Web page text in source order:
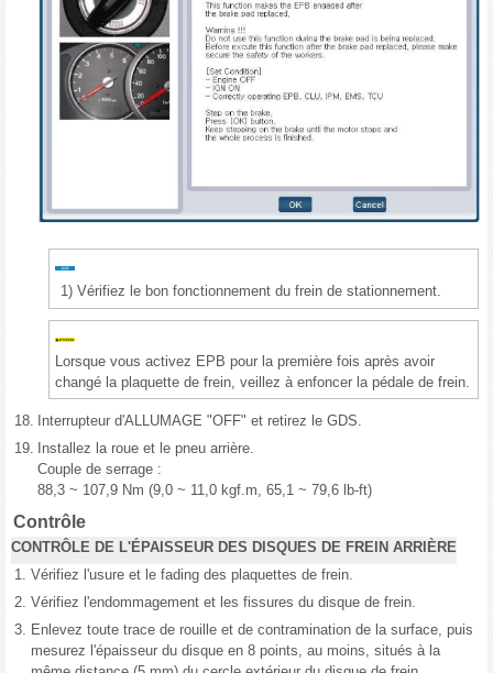
1) Vérifiez le bon fonctionnement du frein de stationnement.
Lorsque vous activez EPB pour la première fois après avoir
changé la plaquette de frein, veillez à enfoncer la pédale de frein.
18. Interrupteur d'ALLUMAGE "OFF" et retirez le GDS.
19. Installez la roue et le pneu arrière.
Couple de serrage :
88,3 ~ 107,9 Nm (9,0 ~ 11,0 kgf.m, 65,1 ~ 79,6 lb-ft)
Contrôle
CONTRÔLE DE L'ÉPAISSEUR DES DISQUES DE FREIN ARRIÈRE
1. Vérifiez l'usure et le fading des plaquettes de frein.
2. Vérifiez l'endommagement et les fissures du disque de frein.
3. Enlevez toute trace de rouille et de contramination de la surface, puis
mesurez l'épaisseur du disque en 8 points, au moins, situés à la